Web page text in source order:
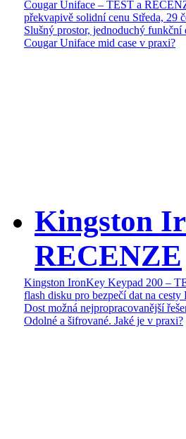
Cougar Uniface – TEST a
překvapivě solidní cenu Středa, 29
Slušný prostor, jednoduchý funkční
Cougar Uniface mid case v praxi?
Kingston
RECENZE
Kingston IronKey Keypad 200 –
flash disku pro bezpečí dat na cesty
Dost možná nejpropracovanější
Odolné a šifrované. Jaké je v praxi?